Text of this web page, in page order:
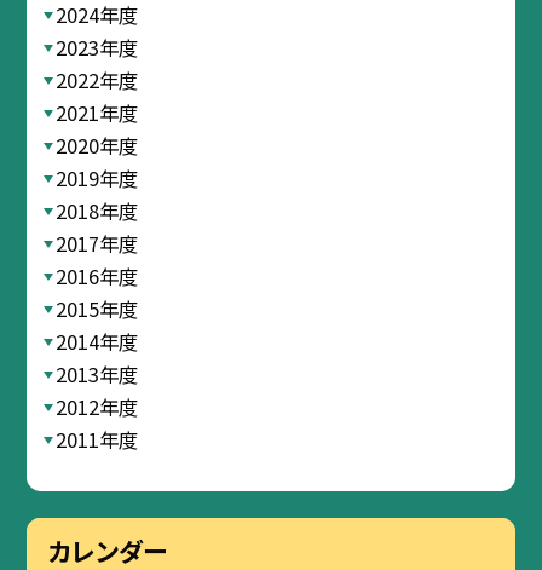
2024年度
2023年度
2022年度
2021年度
2020年度
2019年度
2018年度
2017年度
2016年度
2015年度
2014年度
2013年度
2012年度
2011年度
カレンダー